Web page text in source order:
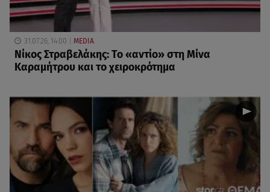
31.07.26, 14:00 MEDIA
Νίκος Στραβελάκης: Το «αντίο» στη Μίνα
Καραμήτρου και το χειροκρότημα